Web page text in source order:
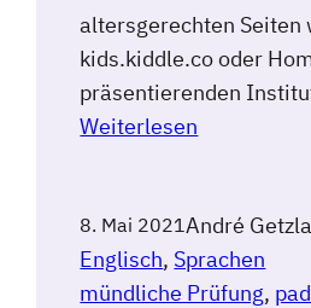
altersgerechten Seiten
kids.kiddle.co oder
präsentierenden
Weiterlesen
8. Mai 2021André
Englisch, Sprachen
mündliche Prüfung,